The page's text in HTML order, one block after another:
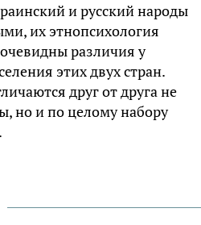
и русский народы
их этнопсихология
различия у
этих двух стран.
друг от друга не
но и по целому набору